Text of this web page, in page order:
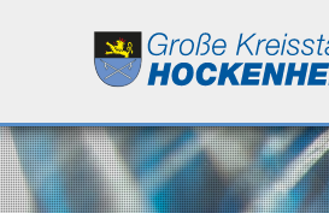
Leben